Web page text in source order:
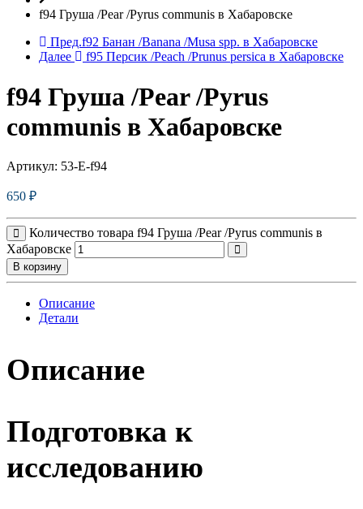
f94 Груша /Pear /Pyrus communis в Хабаровске
Пред.f92 Банан /Banana /Musa spp. в Хабаровске
Далее
f95 Персик /Peach /Prunus persica в Хабаровске
f94 Груша /Pear /Pyrus
communis в Хабаровске
Артикул: 53-E-f94
650 ₽
Количество товара f94 Груша /Pear /Pyrus communis в
Хабаровске
В корзину
Описание
Детали
Описание
Подготовка к
исследованию